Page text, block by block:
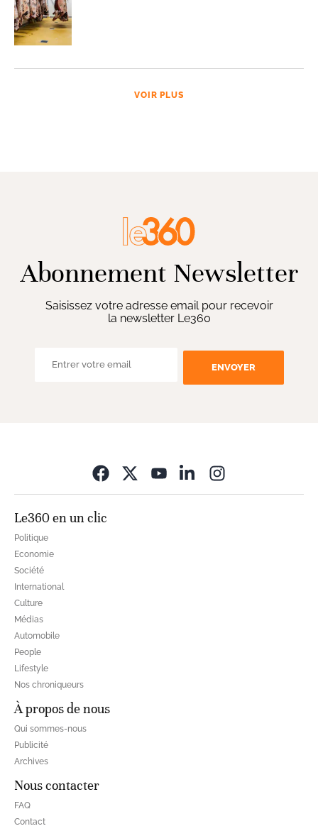
VOIR PLUS
Abonnement Newsletter
Saisissez votre adresse email pour recevoir
la newsletter Le360
ENVOYER
Le360 en un clic
Politique
Economie
Société
International
Culture
Médias
Automobile
People
Lifestyle
Nos chroniqueurs
À propos de nous
Qui sommes-nous
Publicité
Archives
Nous contacter
FAQ
Contact